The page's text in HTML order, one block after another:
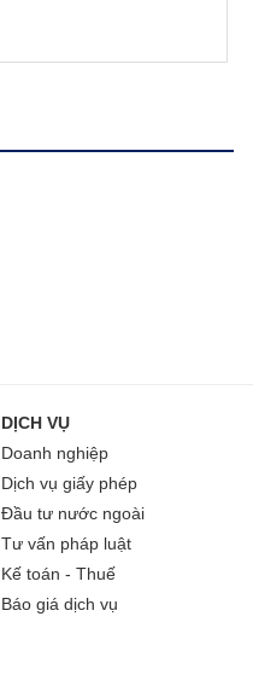
DỊCH VỤ
Doanh nghiệp
Dịch vụ giấy phép
Đầu tư nước ngoài
Tư vấn pháp luật
Kế toán - Thuế
Báo giá dịch vụ